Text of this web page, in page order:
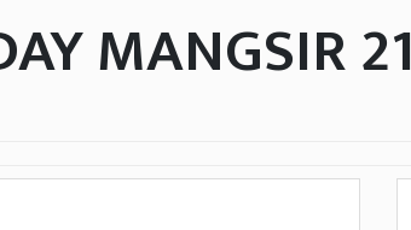
MANGSIR 21